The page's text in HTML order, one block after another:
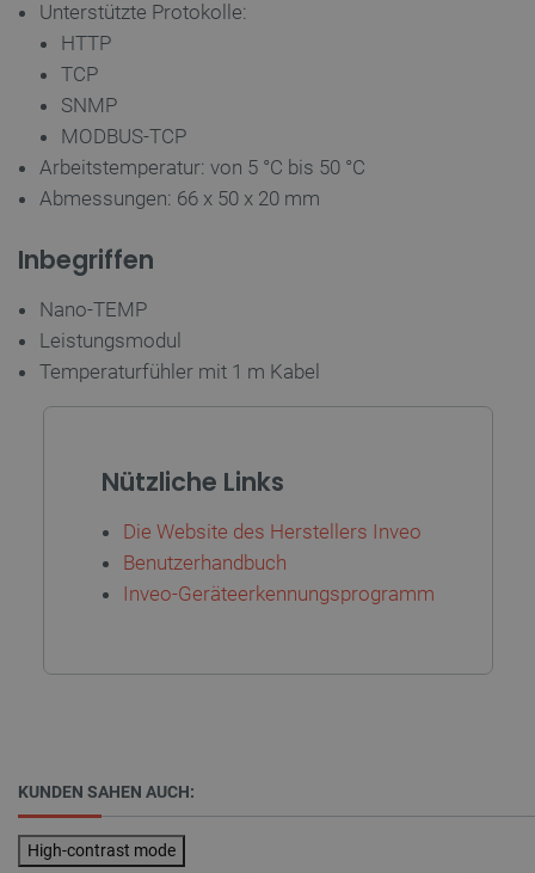
Unterstützte Protokolle:
HTTP
TCP
SNMP
MODBUS-TCP
Arbeitstemperatur: von 5 °C bis 50 °C
Abmessungen: 66 x 50 x 20 mm
Inbegriffen
Nano-TEMP
Leistungsmodul
Temperaturfühler mit 1 m Kabel
Nützliche Links
Die Website des Herstellers Inveo
Benutzerhandbuch
Inveo-Geräteerkennungsprogramm
KUNDEN SAHEN AUCH:
High-contrast mode
critAccountId
PrestaShop-[abcdef0123456789]{32} .botland.de
Datenschutzerklärung von Google